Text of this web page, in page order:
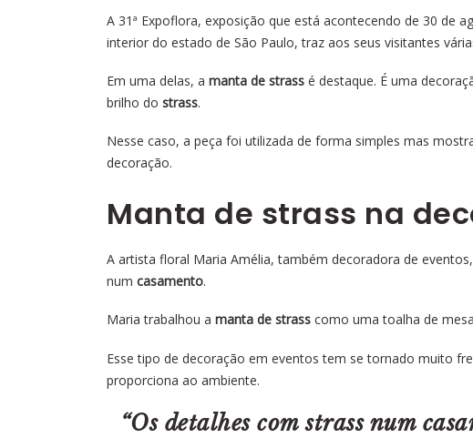
A 31ª Expoflora, exposição que está acontecendo de 30 de
interior do estado de São Paulo, traz aos seus visitantes
Em uma delas, a manta de strass é destaque. É uma
brilho do strass.
Nesse caso, a peça foi utilizada de forma simples mas
decoração.
Manta de strass na
A artista floral Maria Amélia, também decoradora de
num casamento.
Maria trabalhou a manta de strass como uma toalha de
Esse tipo de decoração em eventos tem se tornado muito
proporciona ao ambiente.
“Os detalhes com strass num